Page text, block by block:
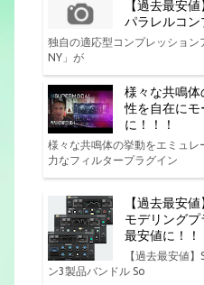
【過去最安
パラレルコン
独自の適応型コンプレッショ
NY」が
様々な共鳴
性を自在にモ
に！！！
様々な共鳴体の挙動をエミュ
力なフィルタープラグイン
【過去最安
モデリング
最安値に！！
【過去最安値
ン3製品バンドル So